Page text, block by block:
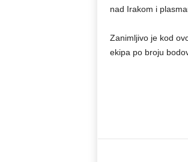
nad Irakom i
Zanimljivo je kod
ekipa po broju